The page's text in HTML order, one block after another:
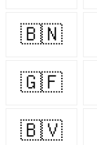
🇧🇳
🇬🇫
🇧🇻